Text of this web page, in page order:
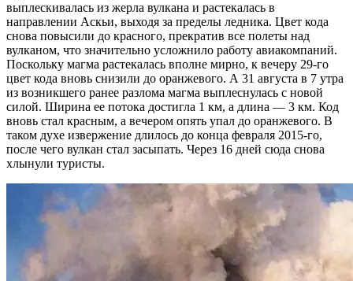
выплескивалась из жерла вулкана и растекалась в
направлении Аскьи, выходя за пределы ледника. Цвет кода
снова повысили до красного, прекратив все полеты над
вулканом, что значительно усложнило работу авиакомпаний.
Поскольку магма растекалась вполне мирно, к вечеру 29-го
цвет кода вновь снизили до оранжевого. А 31 августа в 7 утра
из возникшего ранее разлома магма выплеснулась с новой
силой. Ширина ее потока достигла 1 км, а длина — 3 км. Код
вновь стал красным, а вечером опять упал до оранжевого. В
таком духе извержение длилось до конца февраля 2015-го,
после чего вулкан стал засыпать. Через 16 дней сюда снова
хлынули туристы.